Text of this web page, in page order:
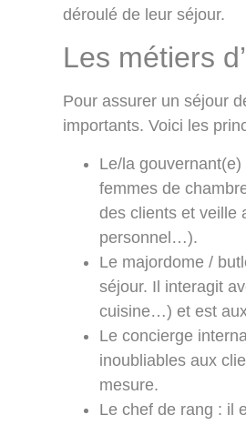
déroulé de leur séjour.
Les métiers
Pour assurer un séjour
importants. Voici les
Le/la gouvernant(e)
femmes de
des clients et veille
personnel…).
Le majordome /
séjour. Il interagit
cuisine…) et est
Le concierge
inoubliables aux
mesure.
Le chef de rang : il